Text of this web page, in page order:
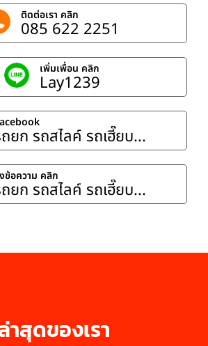
ติดต่อเรา คลิก
085 622 2251
เพิ่มเพื่อน คลิก
Lay1239
ยก รถสไลค์ รถเฮี๊ยบ...
ข้อความ คลิก
ยก รถสไลค์ รถเฮี๊ยบ...
สุดของเรา